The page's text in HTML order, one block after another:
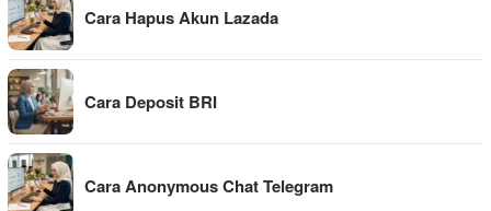
Cara Hapus Akun Lazada
Cara Deposit BRI
Cara Anonymous Chat Telegram